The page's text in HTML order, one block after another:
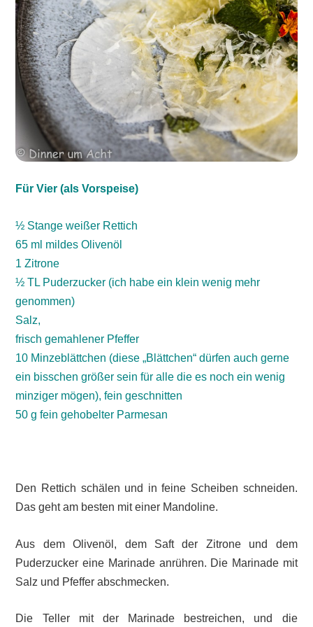
Für Vier (als Vorspeise)
½ Stange weißer Rettich
65 ml mildes Olivenöl
1 Zitrone
½ TL Puderzucker (ich habe ein klein wenig mehr
genommen)
Salz,
frisch gemahlener Pfeffer
10 Minzeblättchen (diese „Blättchen“ dürfen auch gerne
ein bisschen größer sein für alle die es noch ein wenig
minziger mögen), fein geschnitten
50 g fein gehobelter Parmesan
Den Rettich schälen und in feine Scheiben schneiden.
Das geht am besten mit einer Mandoline.
Aus dem Olivenöl, dem Saft der Zitrone und dem
Puderzucker eine Marinade anrühren. Die Marinade mit
Salz und Pfeffer abschmecken.
Die Teller mit der Marinade bestreichen, und die